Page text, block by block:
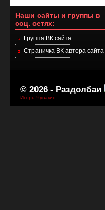
Наши сайты и группы в
соц. сетях:
Группа ВК сайта
Страничка ВК автора сайта
© 2026 - Раздолбаи
Игорь Чувакин